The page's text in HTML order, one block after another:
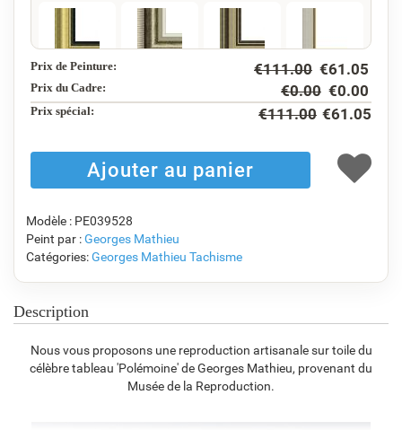
F5130-234
€115.35
F5429-258 F3013-236
€84.96
F1823-204
€89.97
F8645-298
€149.96
F6537-236
€79.55
F7034-298
€
F4613-236
€80.32
F5130-204
€115.80
F6035-220
Prix de Peinture: €111.00 €61.05
Prix du Cadre: €0.00 €0.00
Prix ​​spécial: €111.00 €61.05
Modèle : PE039528
Peint par :Georges Mathieu
Catégories:Georges Mathieu Tachisme
Description
Nous vous proposons une reproduction artisanale sur toile du
célèbre tableau 'Polémoine' de Georges Mathieu, provenant du
Musée de la Reproduction.